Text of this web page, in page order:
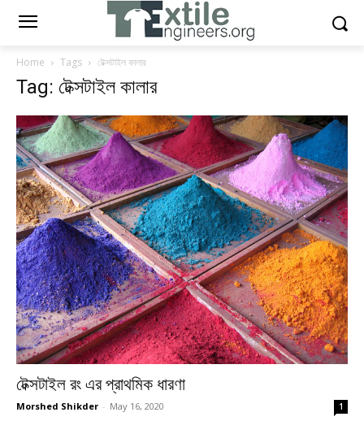
Home Tags টেক্সটাইল কালার
Tag: টেক্সটাইল কালার
টেক্সটাইল রং এর প্রাথমিক ধারণা
Morshed Shikder - May 16, 2020 1